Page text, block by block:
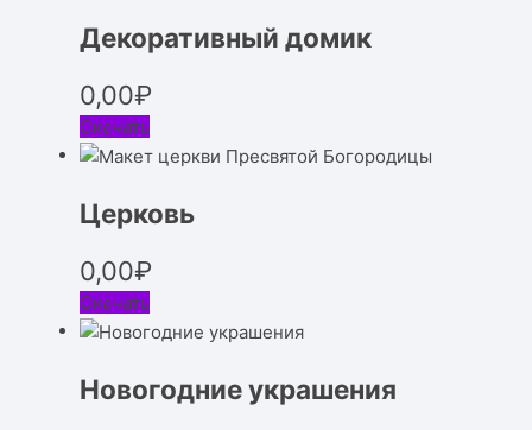
Декоративный домик
0,00₽
Скачать
Церковь
0,00₽
Скачать
Новогодние украшения